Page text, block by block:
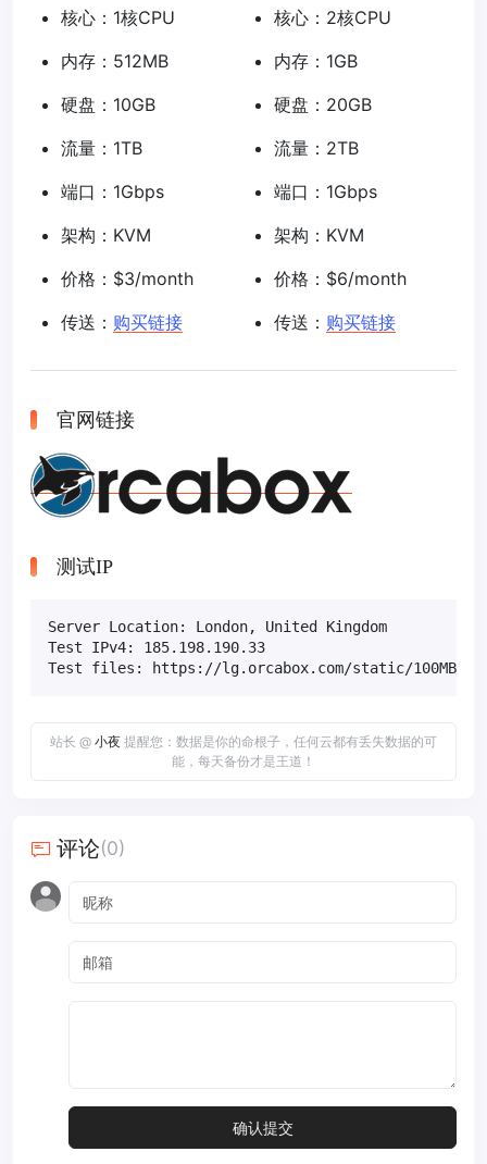
核心：1核CPU
内存：512MB
硬盘：10GB
流量：1TB
端口：1Gbps
架构：KVM
价格：$3/month
传送： 购买链接
核心：2核CPU
内存：1GB
硬盘：20GB
流量：2TB
端口：1Gbps
架构：KVM
价格：$6/month
传送： 购买链接
官网链接
测试IP
Server Location: London, United Kingdom
Test IPv4: 185.198.190.33
Test files: https://lg.orcabox.com/static/
站长 @ 小夜 提醒您：数据是你的命根子，任何云都有丢失数据的可
能，每天备份才是王道！
评论(0)